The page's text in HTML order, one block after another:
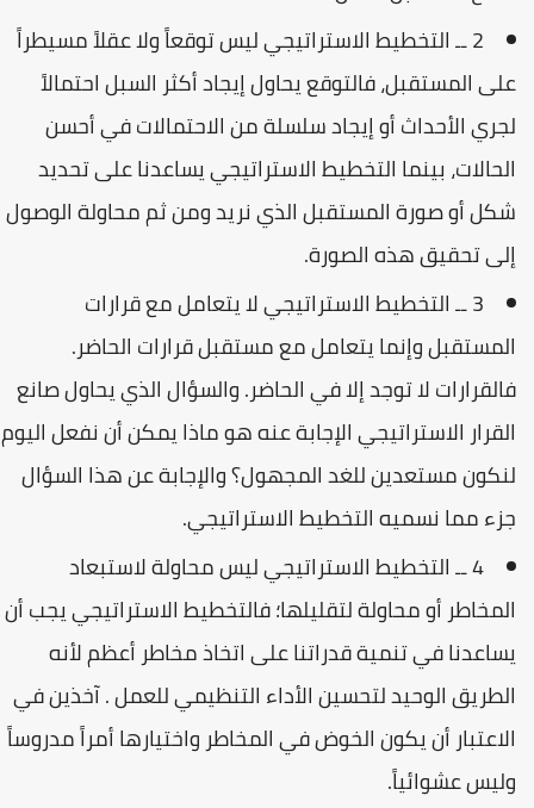
2 ــ التخطيط الاستراتيجي ليس توقعاً ولا عقلاً مسيطراً
على المستقبل، فالتوقع يحاول إيجاد أكثر السبل احتمالاً
لجري الأحداث أو إيجاد سلسلة من الاحتمالات في أحسن
الحالات، بينما التخطيط الاستراتيجي يساعدنا على تحديد
شكل أو صورة المستقبل الذي نريد ومن ثم محاولة الوصول
إلى تحقيق هذه الصورة.
3 ــ التخطيط الاستراتيجي لا يتعامل مع قرارات
المستقبل وإنما يتعامل مع مستقبل قرارات الحاضر.
فالقرارات لا توجد إلا في الحاضر. والسؤال الذي يحاول صانع
القرار الاستراتيجي الإجابة عنه هو ماذا يمكن أن نفعل اليوم
لنكون مستعدين للغد المجهول؟ والإجابة عن هذا السؤال
جزء مما نسميه التخطيط الاستراتيجي.
4 ــ التخطيط الاستراتيجي ليس محاولة لاستبعاد
المخاطر أو محاولة لتقليلها؛ فالتخطيط الاستراتيجي يجب أن
يساعدنا في تنمية قدراتنا على اتخاذ مخاطر أعظم لأنه
الطريق الوحيد لتحسين الأداء التنظيمي للعمل . آخذين في
الاعتبار أن يكون الخوض في المخاطر واختيارها أمراً مدروساً
وليس عشوائياً.